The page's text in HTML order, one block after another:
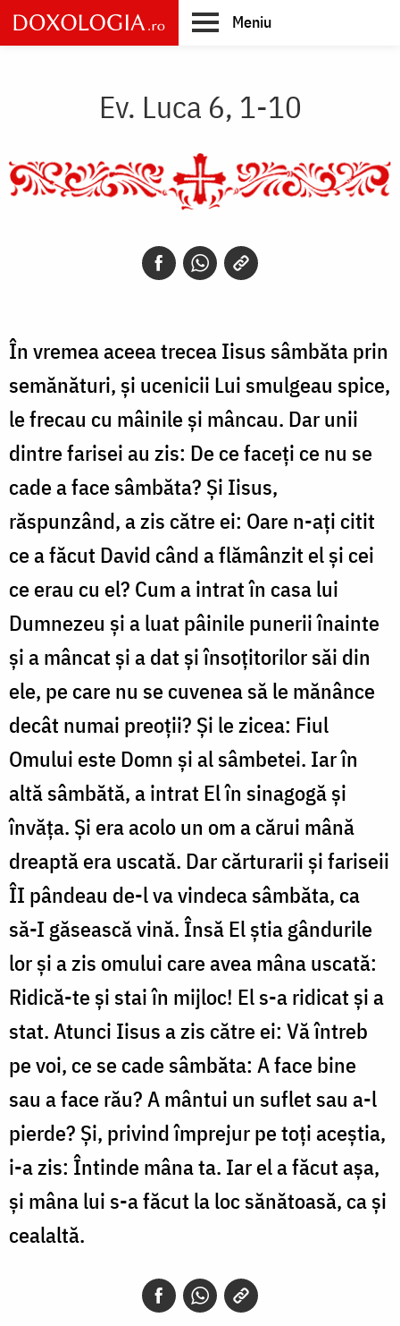
Skip
to
main
Meniu
Ev. Luca 6, 1-10
În vremea aceea trecea Iisus sâmbăta prin
semănături, și ucenicii Lui smulgeau spice,
le frecau cu mâinile și mâncau. Dar unii
dintre farisei au zis: De ce faceți ce nu se
cade a face sâmbăta? Și Iisus,
răspunzând, a zis către ei: Oare n-ați citit
ce a făcut David când a flămânzit el și cei
ce erau cu el? Cum a intrat în casa lui
Dumnezeu și a luat pâinile punerii înainte
și a mâncat și a dat și însoțitorilor săi din
ele, pe care nu se cuvenea să le mănânce
decât numai preoții? Și le zicea: Fiul
Omului este Domn și al sâmbetei. Iar în
altă sâmbătă, a intrat El în sinagogă și
învăța. Și era acolo un om a cărui mână
dreaptă era uscată. Dar cărturarii și fariseii
ÎI pândeau de-l va vindeca sâmbăta, ca
să-I găsească vină. Însă El știa gândurile
lor și a zis omului care avea mâna uscată:
Ridică-te și stai în mijloc! El s-a ridicat și a
stat. Atunci Iisus a zis către ei: Vă întreb
pe voi, ce se cade sâmbăta: A face bine
sau a face rău? A mântui un suflet sau a-l
pierde? Și, privind împrejur pe toți aceștia,
i-a zis: Întinde mâna ta. Iar el a făcut așa,
și mâna lui s-a făcut la loc sănătoasă, ca și
cealaltă.